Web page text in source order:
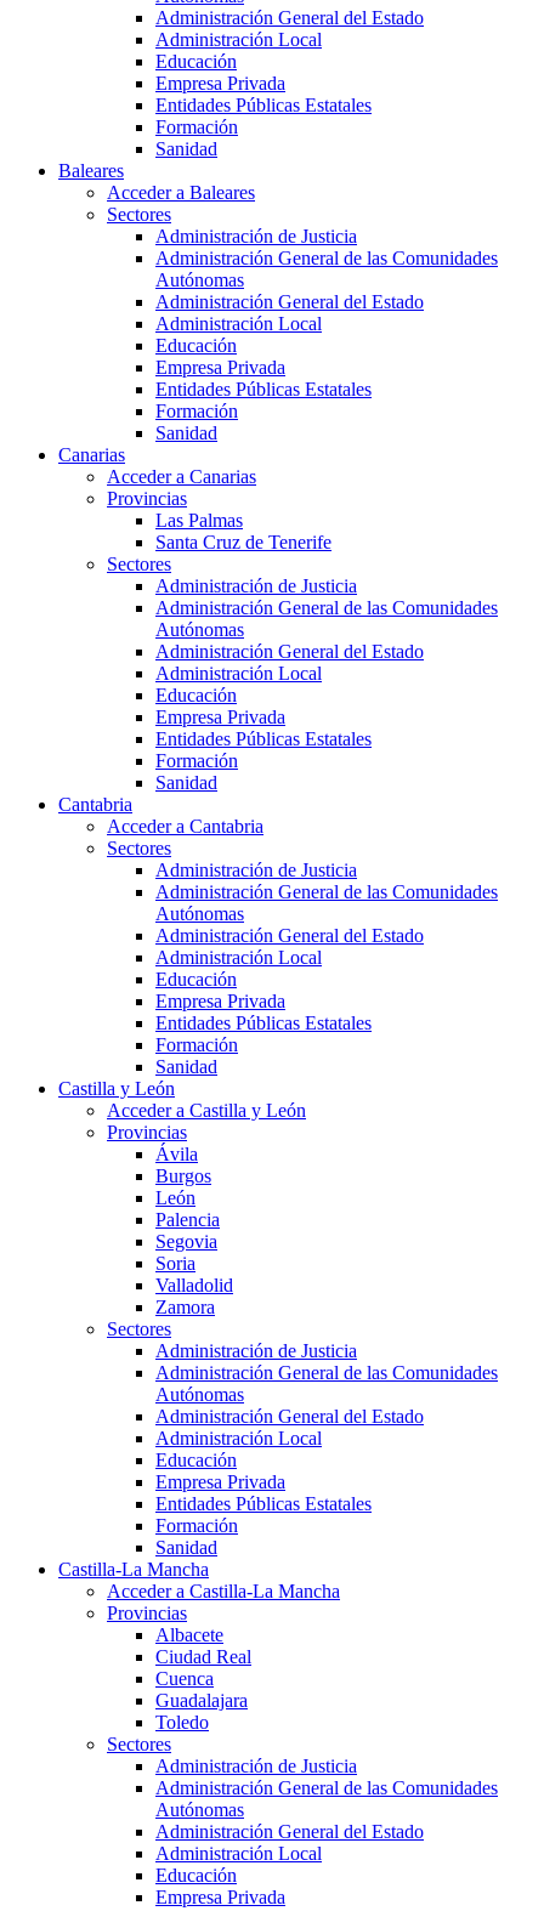
Administración General del Estado
Administración Local
Educación
Empresa Privada
Entidades Públicas Estatales
Formación
Sanidad
Baleares
Acceder a Baleares
Sectores
Administración de Justicia
Administración General de las Comunidades
Autónomas
Administración General del Estado
Administración Local
Educación
Empresa Privada
Entidades Públicas Estatales
Formación
Sanidad
Canarias
Acceder a Canarias
Provincias
Las Palmas
Santa Cruz de Tenerife
Sectores
Administración de Justicia
Administración General de las Comunidades
Autónomas
Administración General del Estado
Administración Local
Educación
Empresa Privada
Entidades Públicas Estatales
Formación
Sanidad
Cantabria
Acceder a Cantabria
Sectores
Administración de Justicia
Administración General de las Comunidades
Autónomas
Administración General del Estado
Administración Local
Educación
Empresa Privada
Entidades Públicas Estatales
Formación
Sanidad
Castilla y León
Acceder a Castilla y León
Provincias
Ávila
Burgos
León
Palencia
Segovia
Soria
Valladolid
Zamora
Sectores
Administración de Justicia
Administración General de las Comunidades
Autónomas
Administración General del Estado
Administración Local
Educación
Empresa Privada
Entidades Públicas Estatales
Formación
Sanidad
Castilla-La Mancha
Acceder a Castilla-La Mancha
Provincias
Albacete
Ciudad Real
Cuenca
Guadalajara
Toledo
Sectores
Administración de Justicia
Administración General de las Comunidades
Autónomas
Administración General del Estado
Administración Local
Educación
Empresa Privada